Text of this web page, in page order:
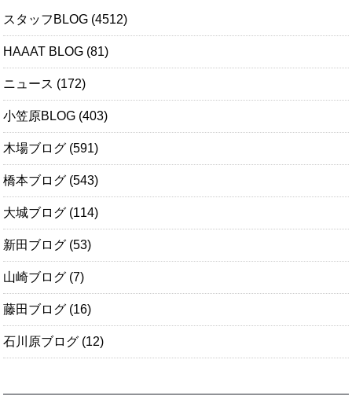
スタッフBLOG (4512)
HAAAT BLOG (81)
ニュース (172)
小笠原BLOG (403)
木場ブログ (591)
橋本ブログ (543)
大城ブログ (114)
新田ブログ (53)
山崎ブログ (7)
藤田ブログ (16)
石川原ブログ (12)